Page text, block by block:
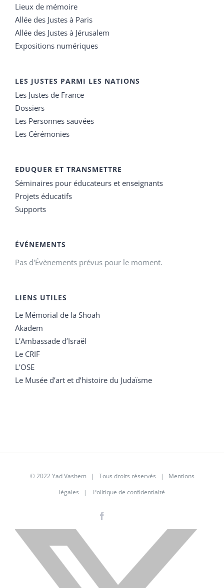
Lieux de mémoire
Allée des Justes à Paris
Allée des Justes à Jérusalem
Expositions numériques
LES JUSTES PARMI LES NATIONS
Les Justes de France
Dossiers
Les Personnes sauvées
Les Cérémonies
EDUQUER ET TRANSMETTRE
Séminaires pour éducateurs et enseignants
Projets éducatifs
Supports
ÉVÉNEMENTS
Pas d'Évènements prévus pour le moment.
LIENS UTILES
Le Mémorial de la Shoah
Akadem
L’Ambassade d’Israël
Le CRIF
L’OSE
Le Musée d’art et d’histoire du Judaïsme
© 2022 Yad Vashem | Tous droits réservés | Mentions
légales | Politique de confidentialté